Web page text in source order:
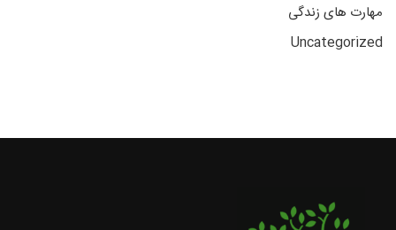
مهارت های زندگی
Uncategorized